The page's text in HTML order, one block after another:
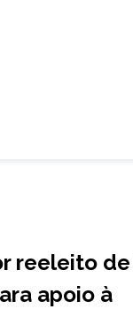
reeleito de
apoio à